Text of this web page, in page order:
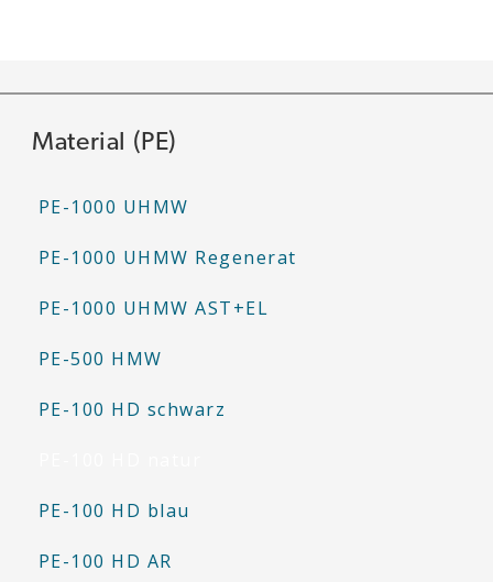
Material (PE)
PE-1000 UHMW
PE-1000 UHMW Regenerat
PE-1000 UHMW AST+EL
PE-500 HMW
PE-100 HD schwarz
PE-100 HD blau
PE-100 HD AR